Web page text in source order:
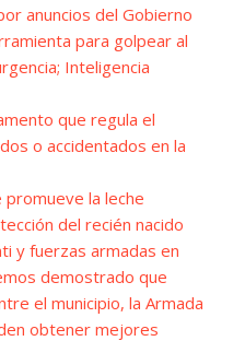
anuncios del Gobierno
para golpear al
Inteligencia
que regula el
o accidentados en la
la leche
del recién nacido
y fuerzas armadas en
demostrado que
el municipio, la Armada
obtener mejores